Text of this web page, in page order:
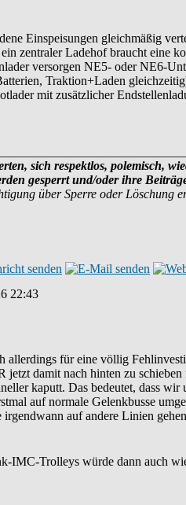
Einspeisungen gleichmäßig
zentraler Ladehof braucht eine
versorgen NE5- oder NE6-
Traktion+Laden
mit zusätzlicher
sich respektlos, polemisch,
gesperrt und/oder ihre
über Sperre oder Löschung
22:43
allerdings für eine völlig
jetzt damit nach hinten zu
kaputt. Das bedeutet, dass
auf normale Gelenkbusse
irgendwann auf andere Linien
IMC-Trolleys würde dann auch